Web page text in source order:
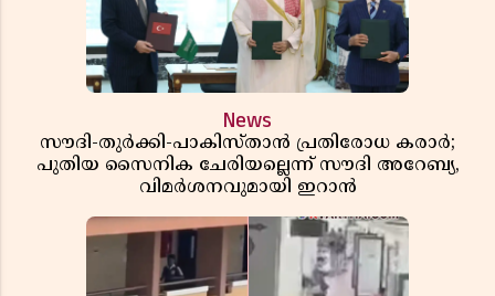
News
സൗദി-തുർക്കി-പാകിസ്താൻ പ്രതിരോധ കരാർ;
പുതിയ സൈനിക ചേരിയല്ലെന്ന് സൗദി അറേബ്യ,
വിമർശനവുമായി ഇറാൻ